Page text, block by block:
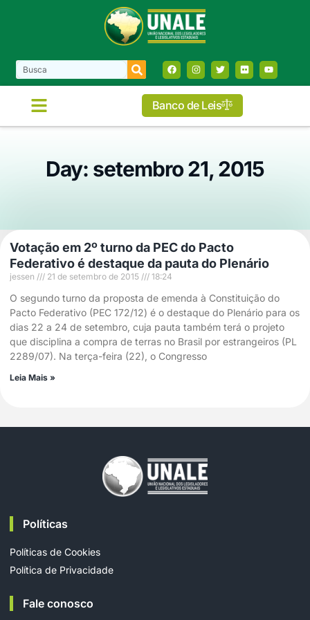
Banco de Leis
Day: setembro 21, 2015
Votação em 2º turno da PEC do Pacto
Federativo é destaque da pauta do Plenário
jessen 21 de setembro de 2015 18:24
O segundo turno da proposta de emenda à Constituição do
Pacto Federativo (PEC 172/12) é o destaque do Plenário para os
dias 22 a 24 de setembro, cuja pauta também terá o projeto
que disciplina a compra de terras no Brasil por estrangeiros (PL
2289/07). Na terça-feira (22), o Congresso
Leia Mais »
Políticas
Políticas de Cookies
Política de Privacidade
Fale conosco